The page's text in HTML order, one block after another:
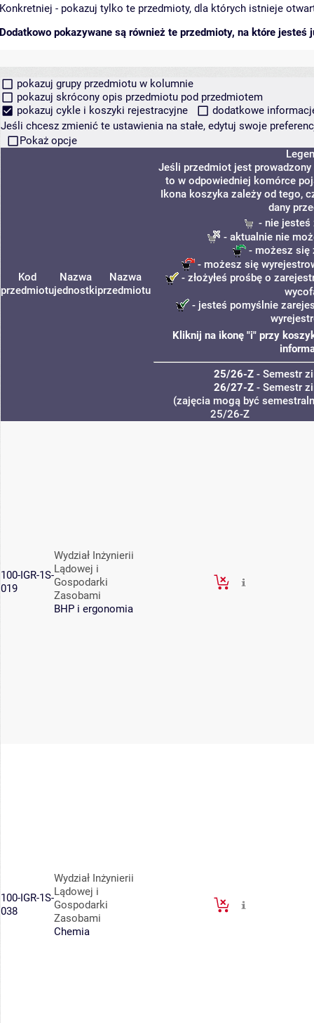
Konkretniej - pokazuj tylko te przedmioty, dla których istnieje
Dodatkowo pokazywane są również te przedmioty, na które jesteś
pokazuj grupy przedmiotu w kolumnie
pokazuj skrócony opis przedmiotu pod przedmiotem
pokazuj cykle i koszyki rejestracyjne
dodatkowe
Jeśli chcesz zmienić te ustawienia na stałe, edytuj swoje
Pokaż opcje
Kod
przedmiotu
Nazwa
jednostki
Nazwa
przedmiotu
Jeśli przedmiot jest prowadzony
to w odpowiedniej komórce
Ikona koszyka zależy od tego,
dany
- nie jesteś
- aktualnie nie
- możesz się
- możesz się
- złożyłeś prośbę o
- jesteś pomyślnie
Kliknij na ikonę "i" przy
25/26-Z- Semestr
26/27-Z- Semestr
(zajęcia mogą być
25/26-Z
100-IGR-1S-
019
Wydział Inżynierii
Lądowej i
Gospodarki
Zasobami
BHP i ergonomia
100-IGR-1S-
038
Wydział Inżynierii
Lądowej i
Gospodarki
Zasobami
Chemia